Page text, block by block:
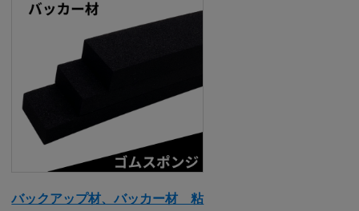
バックアップ材、バッカー材 粘